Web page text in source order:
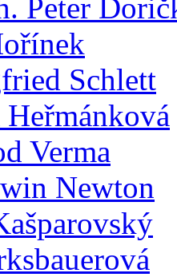
Peter
Schlett
Heřmánková
Verma
Newton